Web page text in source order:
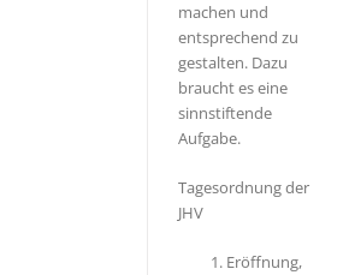
machen und
entsprechend zu
gestalten. Dazu
braucht es eine
sinnstiftende
Aufgabe.
Tagesordnung der
JHV
Eröffnung,